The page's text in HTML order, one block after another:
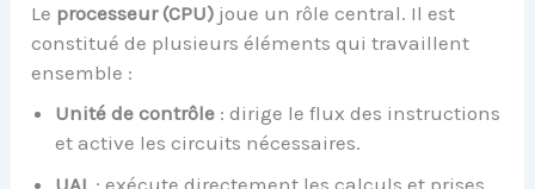
Le processeur (CPU) joue un rôle central. Il est
constitué de plusieurs éléments qui travaillent
ensemble :
Unité de contrôle : dirige le flux des instructions
et active les circuits nécessaires.
UAL: exécute directement les calculs et prises